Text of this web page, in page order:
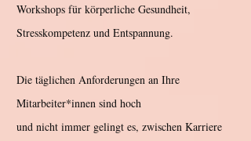
Workshops für körperliche Gesundheit,
Stresskompetenz und Entspannung.
Die täglichen Anforderungen an Ihre
Mitarbeiter*innen sind hoch
und nicht immer gelingt es, zwischen Karriere